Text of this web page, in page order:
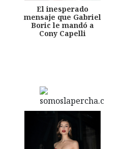
El inesperado
mensaje que Gabriel
Boric le mandó a
Cony Capelli